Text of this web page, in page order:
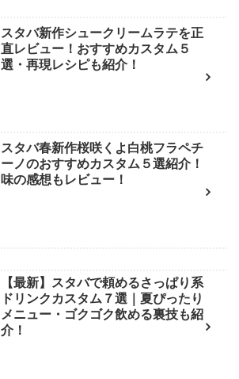
スタバ新作シュークリームラテを正
直レビュー！おすすめカスタム５
選・再現レシピも紹介！
スタバ春新作桜咲くよ白桃フラペチ
ーノのおすすめカスタム５選紹介！
味の感想もレビュー！
【最新】スタバで頼めるさっぱり系
ドリンクカスタム７選｜夏ぴったり
メニュー・ゴクゴク飲める裏技も紹
介！